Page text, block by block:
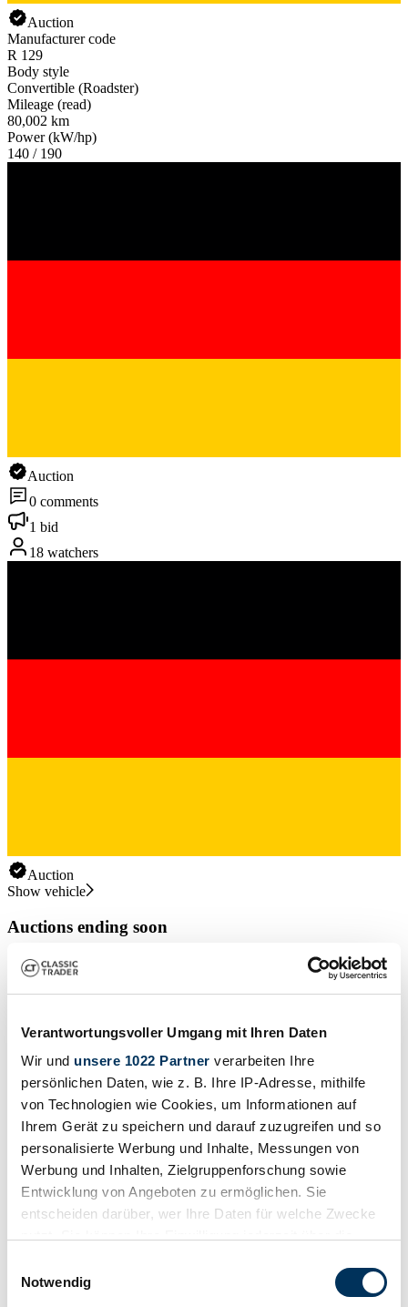
Verantwortungsvoller Umgang mit Ihren Daten
Wir und unsere 1022 Partner verarbeiten Ihre
persönlichen Daten, wie z. B. Ihre IP-Adresse, mithilfe
von Technologien wie Cookies, um Informationen auf
Ihrem Gerät zu speichern und darauf zuzugreifen und so
personalisierte Werbung und Inhalte, Messungen von
Werbung und Inhalten, Zielgruppenforschung sowie
Entwicklung von Angeboten zu ermöglichen. Sie
entscheiden darüber, wer Ihre Daten für welche Zwecke
Trigger Symbol ändern oder widerrufen
Notwendig
Auction
Manufacturer code
R 129
Body style
Convertible (Roadster)
Mileage (read)
80,002 km
Power (kW/hp)
140 / 190
Auction
0 comments
1 bid
18 watchers
Auction
Show vehicle
Auctions ending soon
View all auctions
Auction
Loading…